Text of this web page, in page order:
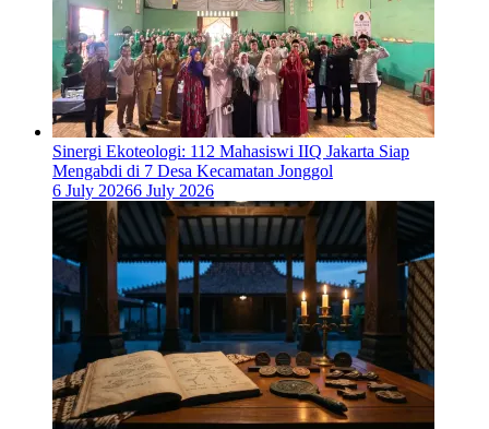
‎Sinergi Ekoteologi: 112 Mahasiswi IIQ Jakarta Siap
Mengabdi di 7 Desa Kecamatan Jonggol
6 July 20266 July 2026